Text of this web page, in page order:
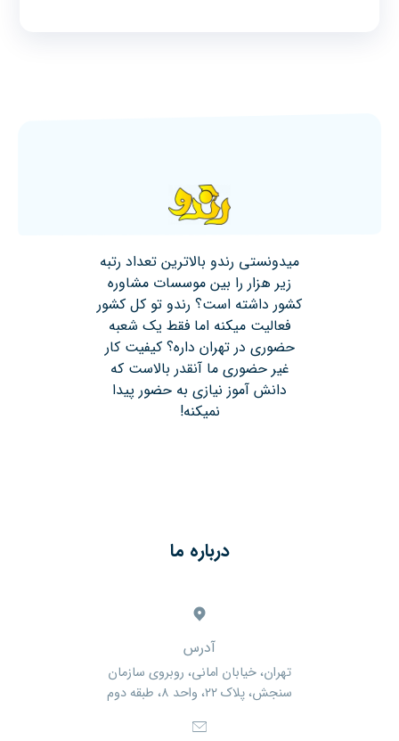
میدونستی رندو بالاترین تعداد رتبه
زیر هزار را بین موسسات مشاوره
کشور داشته است؟ رندو تو کل کشور
فعالیت میکنه اما فقط یک شعبه
حضوری در تهران داره؟ کیفیت کار
غیر حضوری ما آنقدر بالاست که
دانش آموز نیازی به حضور پیدا
نمیکنه!
درباره ما
آدرس
تهران، خیابان امانی، روبروی سازمان
سنجش، پلاک ۲۲، واحد ۸، طبقه دوم